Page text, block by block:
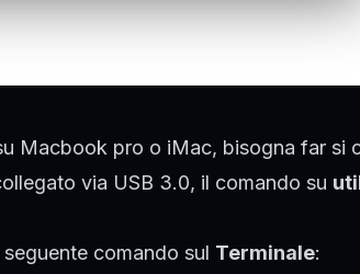
Macbook pro o iMac, bisogna far si
via USB 3.0, il comando su
comando sul Terminale: